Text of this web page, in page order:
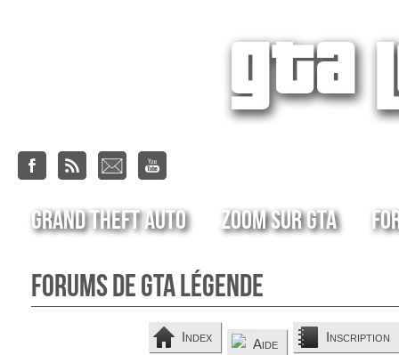
Grand Theft Auto Zoom sur GTA
Forums de GTA Légende
Index Aide Inscription